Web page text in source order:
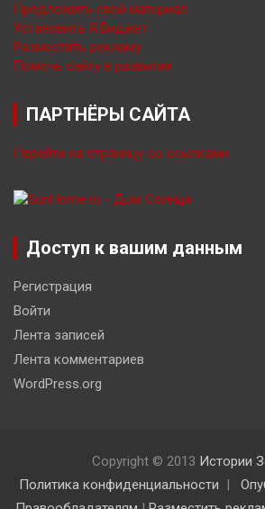
Предложить свой материал
Установить Я.Виджет
Разместить рекламу
Помочь сайту в развитии
ПАРТНЁРЫ САЙТА
Перейти на страницу со ссылками
Доступ к вашим данным
Регистрация
Войти
Лента записей
Лента комментариев
WordPress.org
Copyright © 2013 Истории
Политика конфиденциальности